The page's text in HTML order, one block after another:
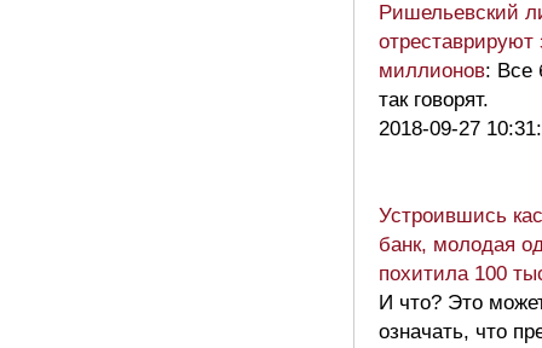
Ришельевский
отреставрируют
миллионов: Все
так говорят.
2018-09-27
Устроившись
банк, молодая
похитила 100
И что? Это
означать, что